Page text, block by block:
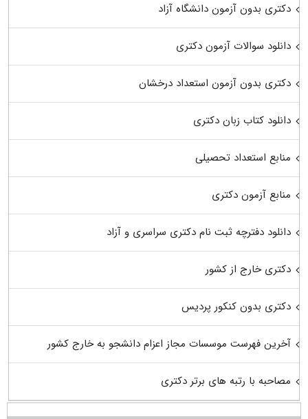
دکتری بدون آزمون دانشگاه آزاد
دانلود سوالات آزمون دکتری
دکتری بدون آزمون استعداد درخشان
دانلود کتاب زبان دکتری
منابع استعداد تحصیلی
منابع آزمون دکتری
دانلود دفترچه ثبت نام دکتری سراسری و آزاد
دکتری خارج از کشور
دکتری بدون کنکور پردیس
آخرین فهرست موسسات مجاز اعزام دانشجو به خارج کشور
مصاحبه با رتبه های برتر دکتری